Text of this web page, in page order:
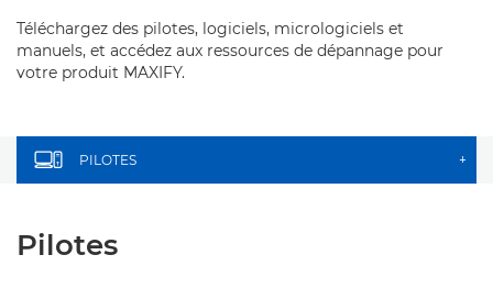
Téléchargez des pilotes, logiciels, micrologiciels et
manuels, et accédez aux ressources de dépannage pour
votre produit MAXIFY.
PILOTES +
Pilotes